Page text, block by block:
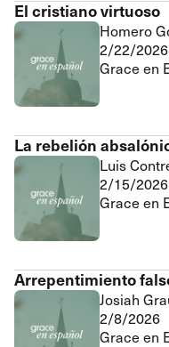
El cristiano virtuoso
Homero
2/22/2026
Grace en
La rebelión
Luis
2/15/2026
Grace en
Arrepentimiento
Josiah
2/8/2026
Grace en